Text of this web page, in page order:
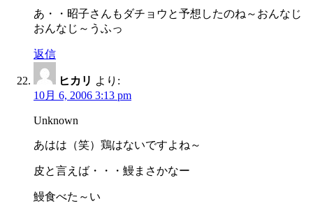
あ・・昭子さんもダチョウと予想したのね～おんなじ
おんなじ～うふっ
返信
ヒカリ より:
10月 6, 2006 3:13 pm
Unknown
あはは（笑）鶏はないですよね～
皮と言えば・・・鰻まさかなー
鰻食べた～い